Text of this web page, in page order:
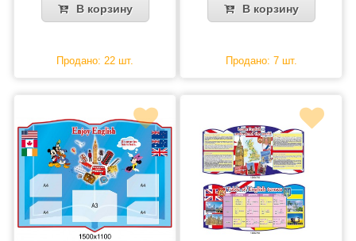
В корзину
Продано: 22 шт.
В корзину
Продано: 7 шт.